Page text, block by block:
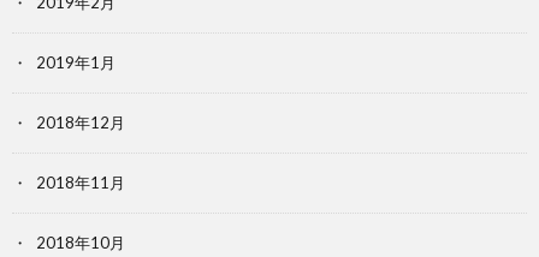
2019年1月
2018年12月
2018年11月
2018年10月